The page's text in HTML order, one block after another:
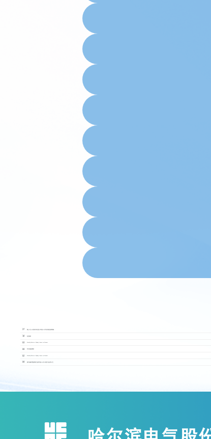
27
18 短暫停牌
03
09
02
09